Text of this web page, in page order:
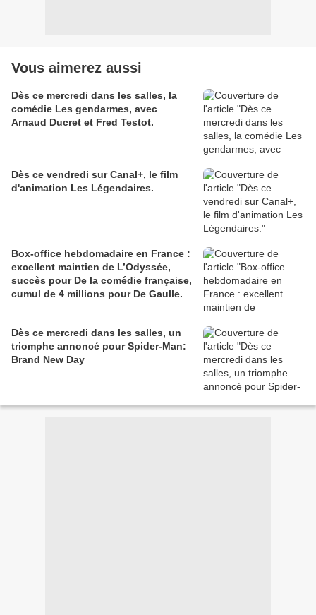
Vous aimerez aussi
Dès ce mercredi dans les salles, la
comédie Les gendarmes, avec
Arnaud Ducret et Fred Testot.
Dès ce vendredi sur Canal+, le film
d'animation Les Légendaires.
Box-office hebdomadaire en France :
excellent maintien de L’Odyssée,
succès pour De la comédie française,
cumul de 4 millions pour De Gaulle.
Dès ce mercredi dans les salles, un
triomphe annoncé pour Spider-Man:
Brand New Day